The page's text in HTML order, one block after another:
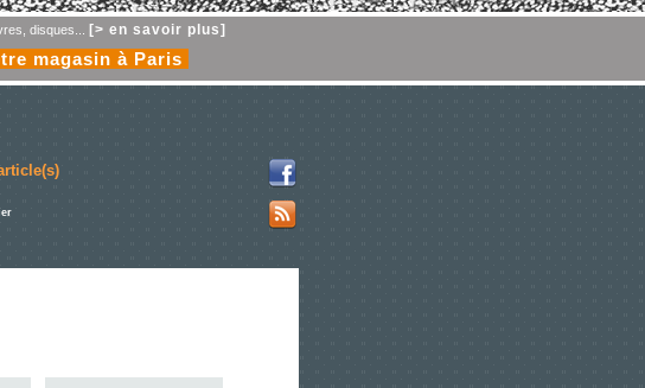
disques... [> en savoir plus]
magasin à Paris